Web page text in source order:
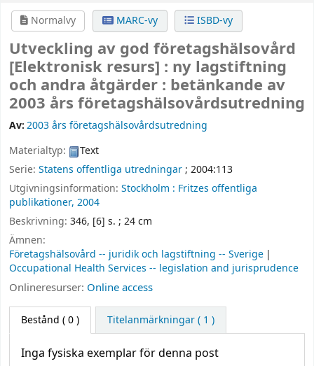
Normalvy
MARC-vy ISBD-vy
Utveckling av god företagshälsovård
[Elektronisk resurs] : ny lagstiftning
och andra åtgärder : betänkande av
2003 års företagshälsovårdsutredning
Av:2003 års företagshälsovårdsutredning
Materialtyp:
Text
Serie: Statens offentliga utredningar; 2004:113
Utgivningsinformation: Stockholm : Fritzes offentliga
publikationer, 2004
Beskrivning: 346, [6] s. ; 24 cm
Ämnen:
Företagshälsovård -- juridik och lagstiftning -- Sverige
Occupational Health Services -- legislation and jurisprudence
Onlineresurser: Online access
Bestånd ( 0 ) Titelanmärkningar ( 1 )
Inga fysiska exemplar för denna post